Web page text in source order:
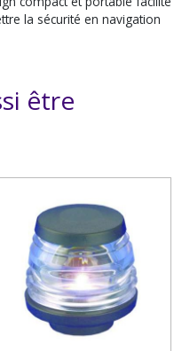
la sécurité en navigation
être